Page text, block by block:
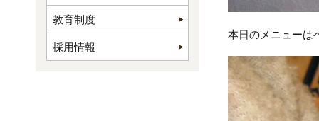
本日のメニューは
教育制度
採用情報